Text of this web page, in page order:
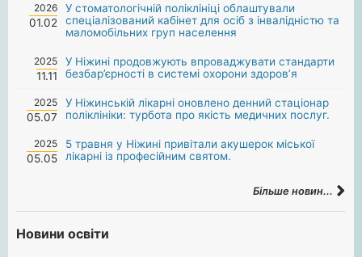
2026
01.02
У стоматологічній поліклініці облаштували
спеціалізований кабінет для осіб з інвалідністю та
маломобільних груп населення
2025
11.11
У Ніжині продовжують впроваджувати стандарти
безбар’єрності в системі охорони здоров’я
2025
05.07
У Ніжинській лікарні оновлено денний стаціонар
поліклініки: турбота про якість медичних послуг.
2025
05.05
5 травня у Ніжині привітали акушерок міської
лікарні із професійним святом.
Більше новин...
Новини освіти